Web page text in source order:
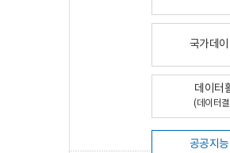
국가데
데이터
(데이터
공공지